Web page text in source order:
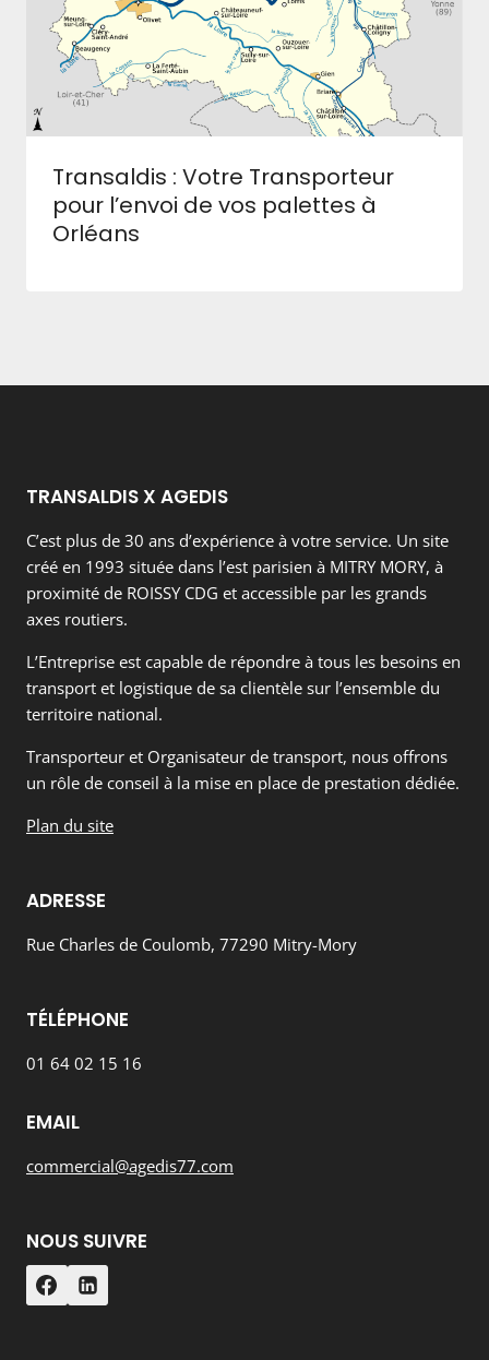
Transaldis : Votre Transporteur
pour l’envoi de vos palettes à
Orléans
TRANSALDIS X AGEDIS
C’est plus de 30 ans d’expérience à votre service. Un site
créé en 1993 située dans l’est parisien à MITRY MORY, à
proximité de ROISSY CDG et accessible par les grands
axes routiers.
L’Entreprise est capable de répondre à tous les besoins en
transport et logistique de sa clientèle sur l’ensemble du
territoire national.
Transporteur et Organisateur de transport, nous offrons
un rôle de conseil à la mise en place de prestation dédiée.
Plan du site
ADRESSE
Rue Charles de Coulomb, 77290 Mitry-Mory
TÉLÉPHONE
01 64 02 15 16
EMAIL
commercial@agedis77.com
NOUS SUIVRE